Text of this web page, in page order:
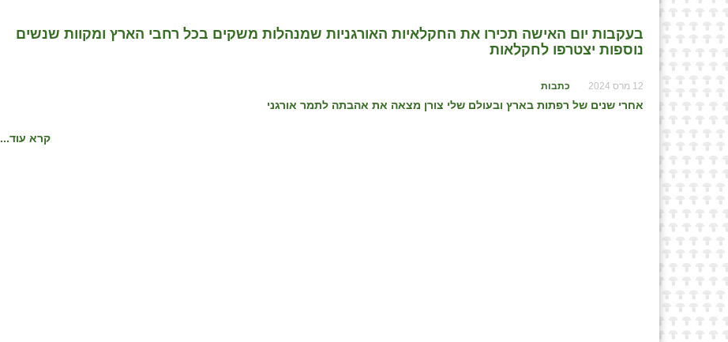
בעקבות יום האישה תכירו את החקלאיות האורגניות שמנהלות משקים בכל רחבי הארץ ומקוות שנשים
נוספות יצטרפו לחקלאות
12 מרס 2024 כתבות
אחרי שנים של רפתות בארץ ובעולם שלי צורן מצאה את אהבתה לתמר אורגני
קרא עוד...